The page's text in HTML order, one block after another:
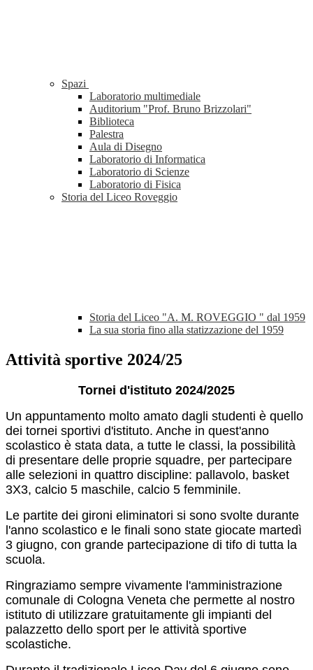
Spazi
Laboratorio multimediale
Auditorium "Prof. Bruno Brizzolari"
Biblioteca
Palestra
Aula di Disegno
Laboratorio di Informatica
Laboratorio di Scienze
Laboratorio di Fisica
Storia del Liceo Roveggio
Storia del Liceo "A. M. ROVEGGIO " dal 1959
La sua storia fino alla statizzazione del 1959
Attività sportive 2024/25
Tornei d'istituto 2024/2025
Un appuntamento molto amato dagli studenti è quello
dei tornei sportivi d'istituto. Anche in quest'anno
scolastico è stata data, a tutte le classi, la possibilità
di presentare delle proprie squadre, per partecipare
alle selezioni in quattro discipline: pallavolo, basket
3X3, calcio 5 maschile, calcio 5 femminile.
Le partite dei gironi eliminatori si sono svolte durante
l'anno scolastico e le finali sono state giocate martedì
3 giugno, con grande partecipazione di tifo di tutta la
scuola.
Ringraziamo sempre vivamente l'amministrazione
comunale di Cologna Veneta che permette al nostro
istituto di utilizzare gratuitamente gli impianti del
palazzetto dello sport per le attività sportive
scolastiche.